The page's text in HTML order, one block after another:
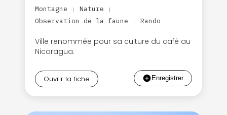
Montagne | Nature |
Observation de la faune | Rando
Ville renommée pour sa culture du café au
Nicaragua.
Ouvrir la fiche